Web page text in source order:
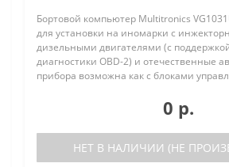
Бортовой компьютер Multitronics
для установки на иномарки с
дизельными двигателями (с
диагностики OBD-2) и отечественные
прибора возможна как с блоками
0 р.
НЕТ В НАЛИЧИИ (НЕ